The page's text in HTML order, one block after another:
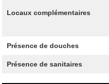
Locaux complémentaires
Présence de douches
Présence de sanitaires